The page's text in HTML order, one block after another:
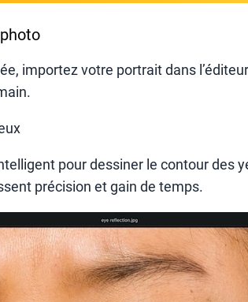
importez votre portrait dans
pour dessiner le contour des
précision et gain de temps.